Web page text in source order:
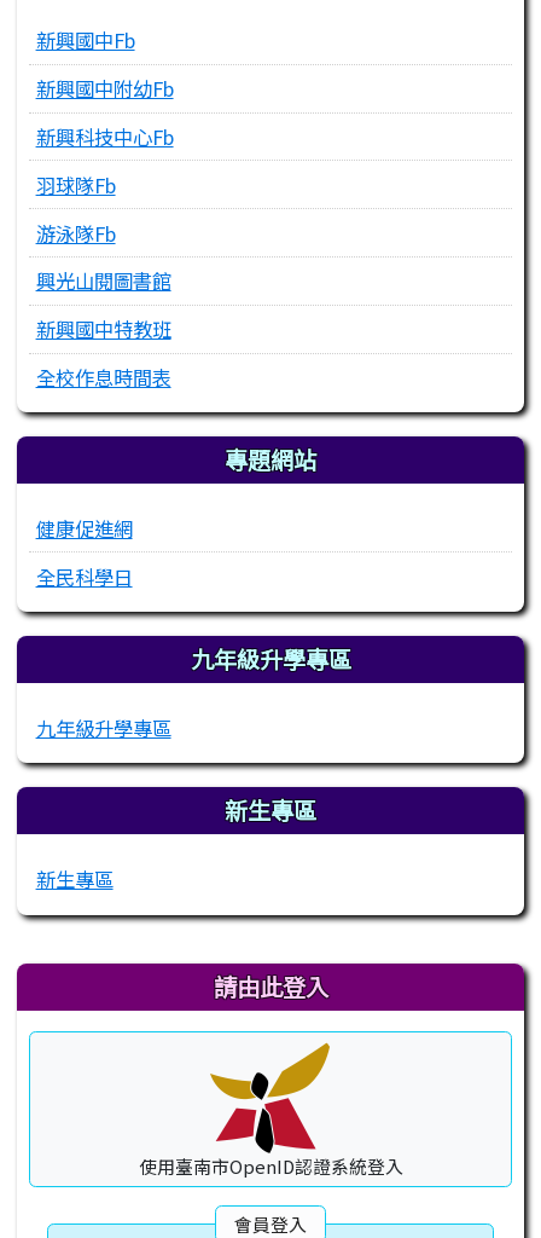
新興國中Fb
新興國中附幼Fb
新興科技中心Fb
羽球隊Fb
游泳隊Fb
興光山閱圖書館
新興國中特教班
全校作息時間表
專題網站
健康促進網
全民科學日
九年級升學專區
九年級升學專區
新生專區
新生專區
右邊區域內容 請由此登入
使用臺南市OpenID認證系統登入
會員登入